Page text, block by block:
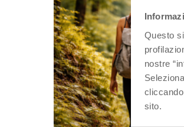
Questo
nostre
sito.